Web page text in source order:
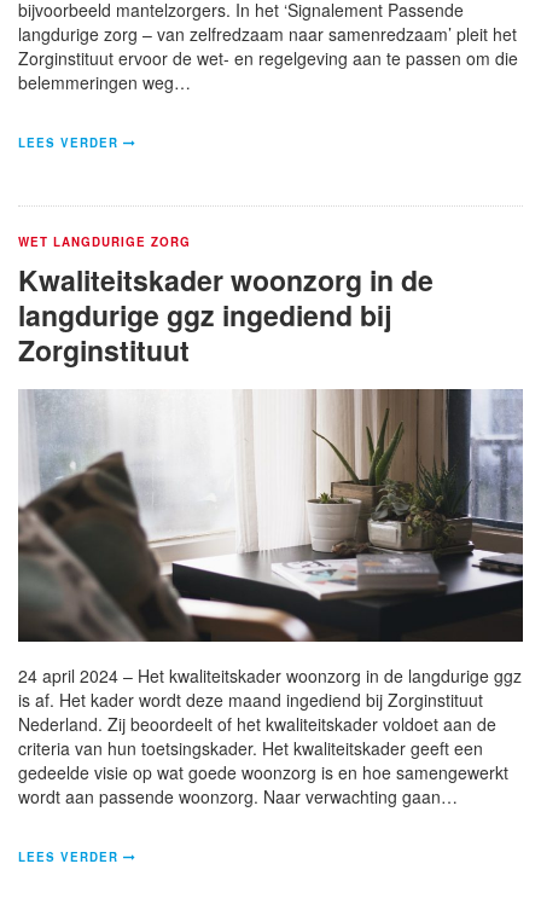
bijvoorbeeld mantelzorgers. In het ‘Signalement Passende
langdurige zorg – van zelfredzaam naar samenredzaam’ pleit het
Zorginstituut ervoor de wet- en regelgeving aan te passen om die
belemmeringen weg…
LEES VERDER
WET LANGDURIGE ZORG
Kwaliteitskader woonzorg in de
langdurige ggz ingediend bij
Zorginstituut
24 april 2024 – Het kwaliteitskader woonzorg in de langdurige ggz
is af. Het kader wordt deze maand ingediend bij Zorginstituut
Nederland. Zij beoordeelt of het kwaliteitskader voldoet aan de
criteria van hun toetsingskader. Het kwaliteitskader geeft een
gedeelde visie op wat goede woonzorg is en hoe samengewerkt
wordt aan passende woonzorg. Naar verwachting gaan…
LEES VERDER